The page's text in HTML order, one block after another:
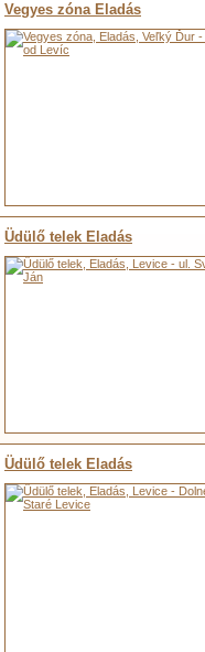
Vegyes zóna Eladás
Üdülő telek Eladás
Üdülő telek Eladás